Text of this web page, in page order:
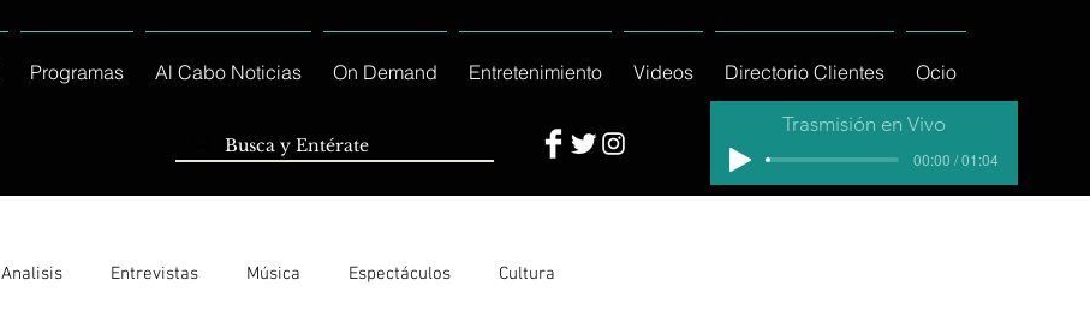
Programas Al Cabo Noticias On Demand Entretenimiento Videos Directorio Clientes Ocio
Trasmisión en Vivo
00:00 / 01:04
Analisis Entrevistas Música Espectáculos Cultura